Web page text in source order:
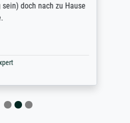
doch nach zu Hause